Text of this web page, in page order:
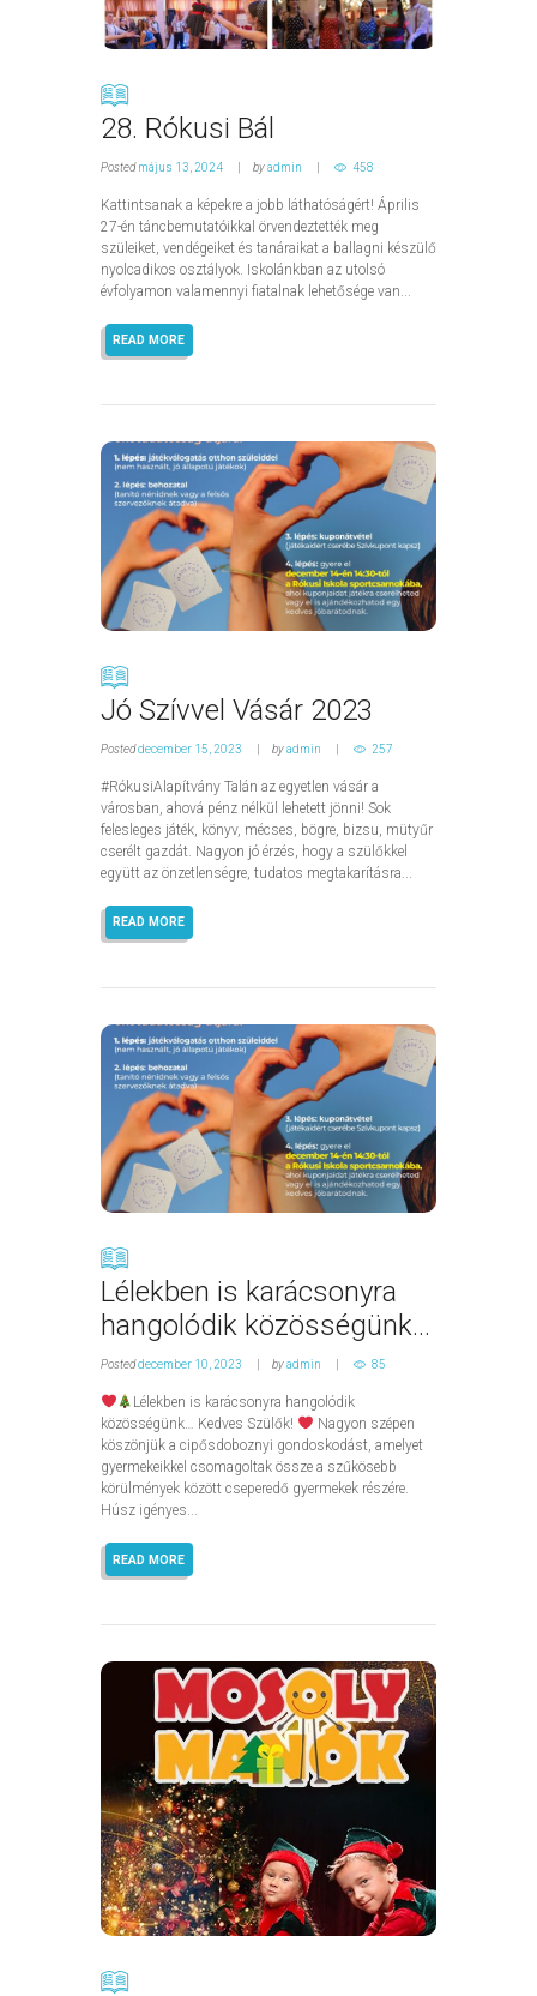
28. Rókusi Bál
Postedmájus 13, 2024 byadmin 458
Kattintsanak a képekre a jobb láthatóságért! Április
27-én táncbemutatóikkal örvendeztették meg
szüleiket, vendégeiket és tanáraikat a ballagni készülő
nyolcadikos osztályok. Iskolánkban az utolsó
évfolyamon valamennyi fiatalnak lehetősége van...
READ MORE
Jó Szívvel Vásár 2023
Posteddecember 15, 2023 byadmin 257
#RókusiAlapítvány Talán az egyetlen vásár a
városban, ahová pénz nélkül lehetett jönni! Sok
felesleges játék, könyv, mécses, bögre, bizsu, mütyűr
cserélt gazdát. Nagyon jó érzés, hogy a szülőkkel
együtt az önzetlenségre, tudatos megtakarításra...
READ MORE
Lélekben is karácsonyra
hangolódik közösségünk…
Posteddecember 10, 2023 byadmin 85
Lélekben is karácsonyra hangolódik
közösségünk… Kedves Szülők!
Nagyon szépen
köszönjük a cipősdoboznyi gondoskodást, amelyet
gyermekeikkel csomagoltak össze a szűkösebb
körülmények között cseperedő gyermekek részére.
Húsz igényes...
READ MORE